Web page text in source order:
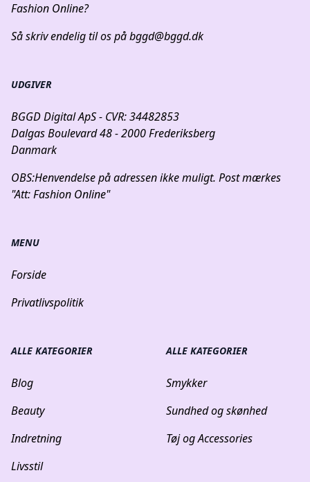
Fashion Online?
Så skriv endelig til os påbggd@bggd.dk
UDGIVER
BGGD Digital ApS - CVR: 34482853
Dalgas Boulevard 48 - 2000 Frederiksberg
Danmark
OBS:Henvendelse på adressen ikke muligt. Post mærkes
"Att: Fashion Online"
MENU
Forside
Privatlivspolitik
ALLE KATEGORIER
Blog
Beauty
Indretning
Livsstil
ALLE KATEGORIER
Smykker
Sundhed og skønhed
Tøj og Accessories